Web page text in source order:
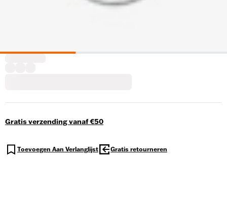
Gratis verzending vanaf €50
Toevoegen Aan Verlanglijst Gratis retourneren